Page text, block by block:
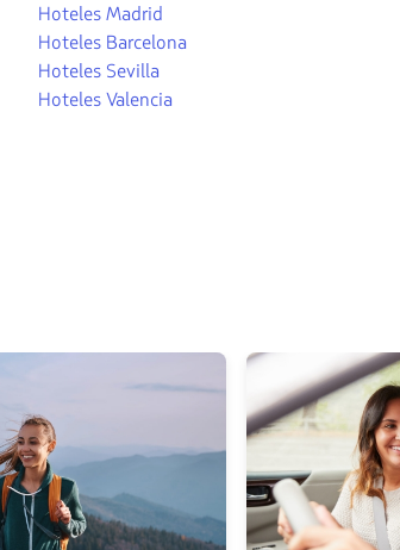
Hoteles Madrid
Hoteles Barcelona
Hoteles Sevilla
Hoteles Valencia